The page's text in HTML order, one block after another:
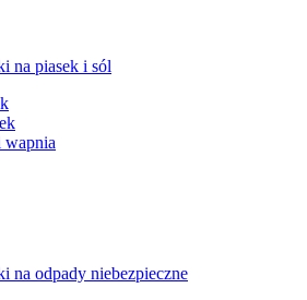
na piasek i sól
wapnia
na odpady niebezpieczne